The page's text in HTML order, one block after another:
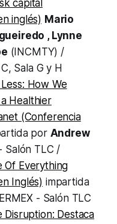
capital
inglés) Mario
, Lynne
(INCMTY) /
Sala G y H
How We
Healthier
(Conferencia
por Andrew
Salón TLC /
Of Everything
Inglés) impartida
- Salón TLC
Disruption: Destaca